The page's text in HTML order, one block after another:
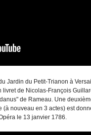
Jardin du Petit-Trianon à
de Nicolas-François
de Rameau. Une
nouveau en 3 actes) est
le 13 janvier 1786.